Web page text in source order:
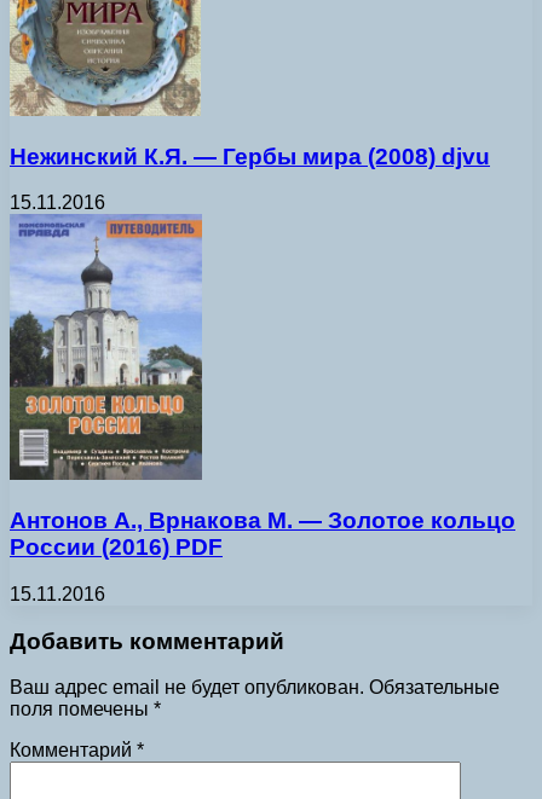
Нежинский К.Я. — Гербы мира (2008) djvu
15.11.2016
Антонов А., Врнакова М. — Золотое кольцо
России (2016) PDF
15.11.2016
Добавить комментарий
Ваш адрес email не будет опубликован. Обязательные
поля помечены *
Комментарий *